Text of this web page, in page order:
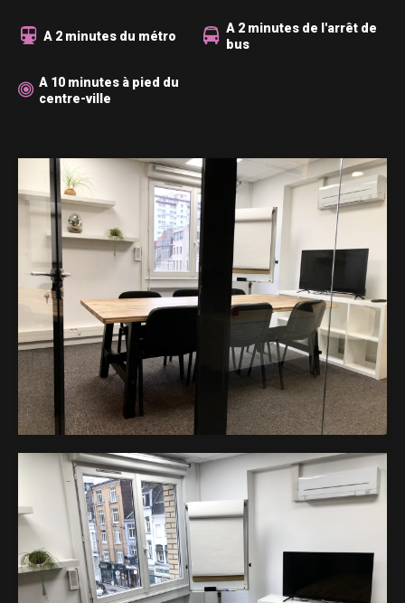
A 2 minutes du métro
A 2 minutes de l'arrêt de
bus
A 10 minutes à pied du
centre-ville